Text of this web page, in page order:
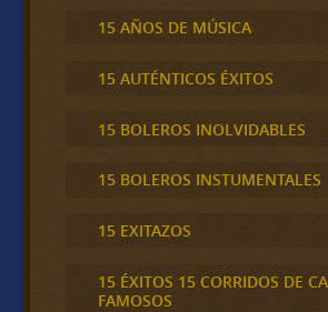
15 AÑOS DE MÚSICA
15 AUTÉNTICOS ÉXITOS
15 BOLEROS INOLVIDABLES
15 BOLEROS INSTUMENTALES
15 EXITAZOS
15 ÉXITOS 15 CORRIDOS DE
FAMOSOS